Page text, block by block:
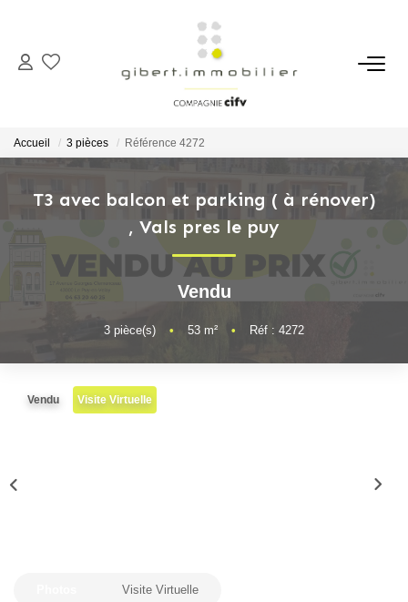
ACHETER
Maisons
Locaux Professionnels
Parkings
Immeubles
Terrains
Accueil 3 pièces Référence 4272
T3 avec balcon et parking ( à rénover)
, Vals pres le puy
Vendu
3 pièce(s) • 53 m² • Réf : 4272
Vendu Visite Virtuelle
Visite Virtuelle